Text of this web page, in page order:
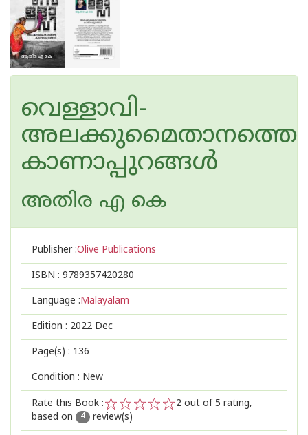
വെള്ളാവി-
അലക്കുമൈതാനത്തെ
കാണാപ്പുറങ്ങൾ
അതിര എ കെ
Publisher :Olive Publications
ISBN : 9789357420280
Language :Malayalam
Edition : 2022 Dec
Page(s) : 136
Condition : New
Rate this Book :
2
1
2 out of 5 rating,
based on
4 review(s)